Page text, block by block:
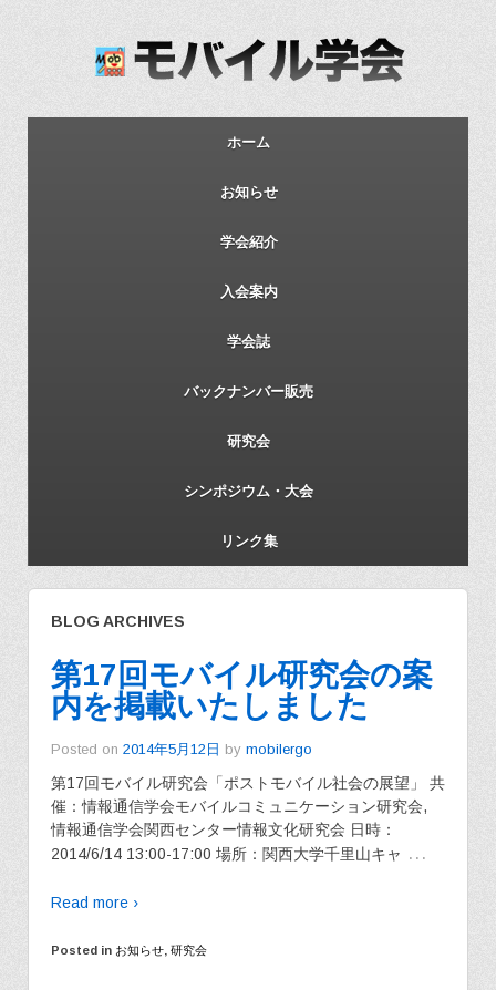
ホーム
お知らせ
学会紹介
入会案内
学会誌
バックナンバー販売
研究会
シンポジウム・大会
リンク集
BLOG ARCHIVES
第17回モバイル研究会の案
内を掲載いたしました
Posted on 2014年5月12日 by mobilergo
第17回モバイル研究会「ポストモバイル社会の展望」 共
催：情報通信学会モバイルコミュニケーション研究会,
情報通信学会関西センター情報文化研究会 日時：
2014/6/14 13:00-17:00 場所：関西大学千里山キャ …
Read more ›
Posted in お知らせ 研究会